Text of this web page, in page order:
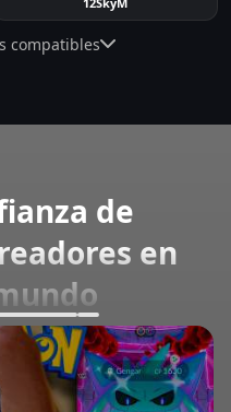
compatibles
de
en